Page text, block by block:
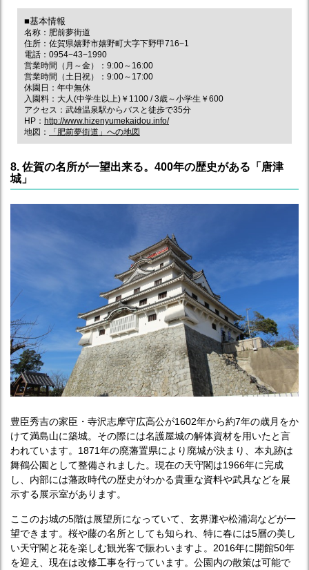
■基本情報
名称：肥前夢街道
住所：佐賀県嬉野市嬉野町大字下野甲716−1
電話：0954−43−1990
営業時間（月～金）：9:00～16:00
営業時間（土日祝）：9:00～17:00
休園日：年中無休
入園料：大人(中学生以上)￥1100 / 3歳～小学生￥600
アクセス：武雄温泉駅からバスと徒歩で35分
HP： http://www.hizenyumekaidou.info/
地図：
「肥前夢街道」への地図
8. 佐賀の名所が一望出来る。400年の歴史がある「唐津
城」
豊臣秀吉の家臣・寺沢志摩守広高公が1602年から約7年の歳月をか
けて満島山に築城。その際には名護屋城の解体資材を用いたと言
われています。1871年の廃藩置県により廃城が決まり、本丸跡は
舞鶴公園として整備されました。現在の天守閣は1966年に完成
し、内部には藩政時代の歴史がわかる貴重な資料や武具などを展
示する展示室があります。
ここのお城の5階は展望所になっていて、玄界灘や松浦潟などが一
望できます。桜や藤の名所としても知られ、特に春には5層の美し
い天守閣と花を楽しむ観光客で賑わいますよ。2016年に開館50年
を迎え、現在は改修工事を行っています。公園内の散策は可能で